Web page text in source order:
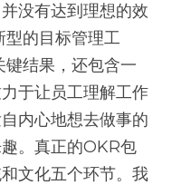
没有达到理想的效
的目标管理工
结果，还包含一
于让员工理解工作
内心地想去做事的
。真正的OKR包
文化五个环节。我